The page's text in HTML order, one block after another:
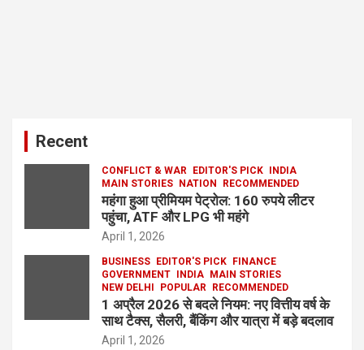
Recent
CONFLICT & WAR EDITOR'S PICK
INDIA
MAIN STORIES
NATION RECOMMENDED
महंगा हुआ प्रीमियम पेट्रोल: 160 रुपये लीटर
पहुंचा, ATF और LPG भी महंगे
April 1, 2026
BUSINESS EDITOR'S PICK
FINANCE
GOVERNMENT
INDIA
MAIN STORIES
NEW DELHI
POPULAR RECOMMENDED
1 अप्रैल 2026 से बदले नियम: नए वित्तीय वर्ष के
साथ टैक्स, सैलरी, बैंकिंग और यात्रा में बड़े बदलाव
April 1, 2026